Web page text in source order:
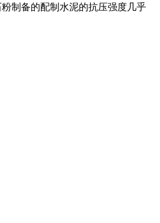
制备的配制水泥的抗压强度几乎